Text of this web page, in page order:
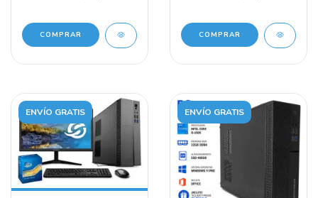
COMPRAR COMPRAR
ENVÍO GRATIS ENVÍO GRATIS